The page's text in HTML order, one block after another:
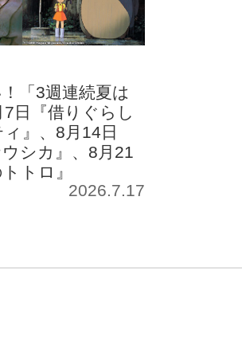
「3週連続夏は
日『借りぐらし
』、8月14日
ウシカ』、8月21
トロ』
2026.7.17